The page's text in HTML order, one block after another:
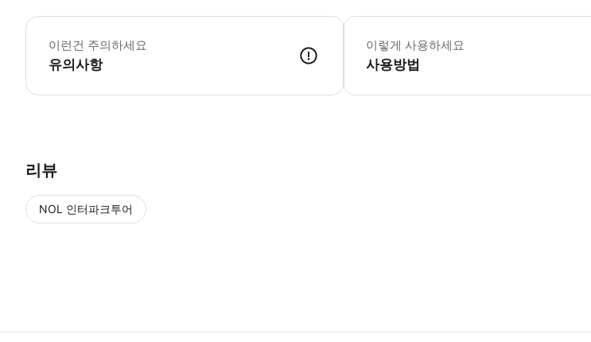
이런건 주의하세요
유의사항
• 신트라 국립궁전 개장 시간: 오전 9시 30분 ~ 오후
이렇게 사용하세요
사용방법
리뷰
NOL 인터파크투어